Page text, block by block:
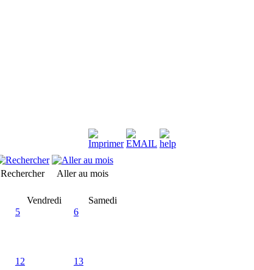
Rechercher
Aller au mois
Vendredi
Samedi
5 6
12 13